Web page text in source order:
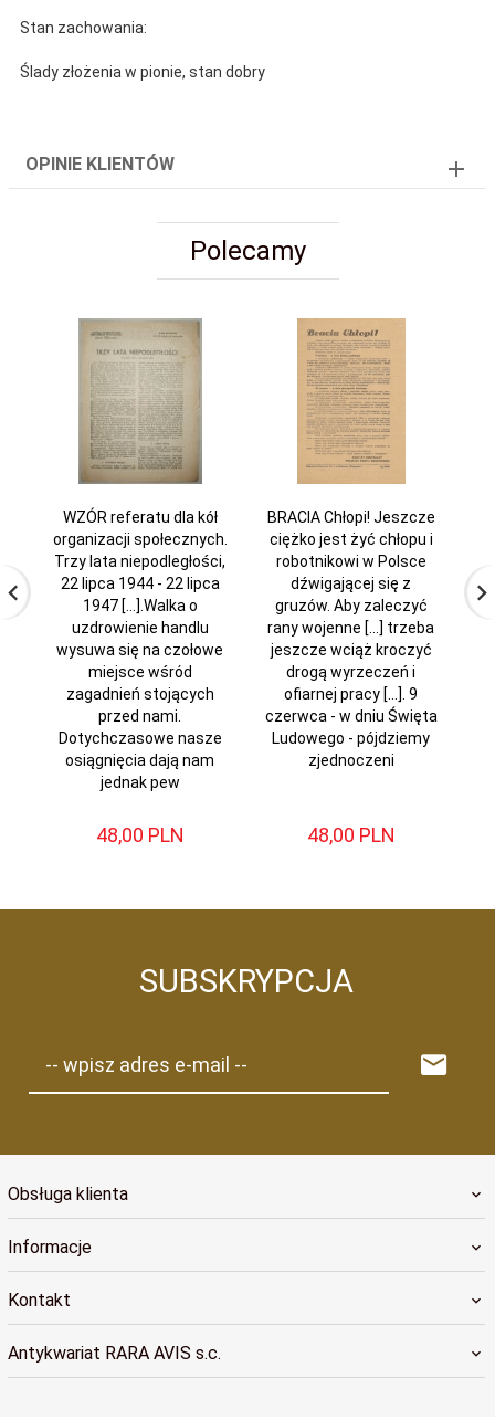
Stan zachowania:
Ślady złożenia w pionie, stan dobry
OPINIE KLIENTÓW
Polecamy
WZÓR referatu dla kół
organizacji społecznych.
Trzy lata niepodległości,
22 lipca 1944 - 22 lipca
1947 [...].Walka o
uzdrowienie handlu
wysuwa się na czołowe
miejsce wśród
zagadnień stojących
przed nami.
Dotychczasowe nasze
osiągnięcia dają nam
jednak pew
48,00 PLN
BRACIA Chłopi! Jeszcze
ciężko jest żyć chłopu i
robotnikowi w Polsce
dźwigającej się z
gruzów. Aby zaleczyć
rany wojenne [...] trzeba
jeszcze wciąż kroczyć
drogą wyrzeczeń i
ofiarnej pracy [...]. 9
czerwca - w dniu Święta
Ludowego - pójdziemy
zjednoczeni
48,00 PLN
SUBSKRYPCJA
-- wpisz adres e-mail --
Obsługa klienta
Informacje
Kontakt
Antykwariat RARA AVIS s.c.